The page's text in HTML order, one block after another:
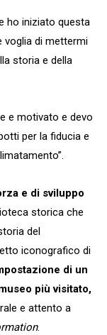
ho iniziato questa
voglia di mettermi
storia e della
e motivato e devo
per la fiducia e
e di sviluppo
storica che
del
iconografico di
di un
più visitato,
e attento a
.